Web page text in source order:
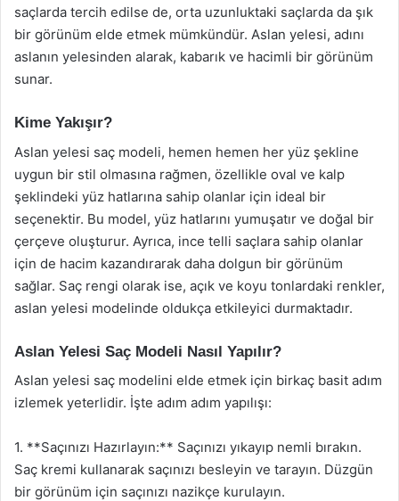
saçlarda tercih edilse de, orta uzunluktaki saçlarda da şık
bir görünüm elde etmek mümkündür. Aslan yelesi, adını
aslanın yelesinden alarak, kabarık ve hacimli bir görünüm
sunar.
Kime Yakışır?
Aslan yelesi saç modeli, hemen hemen her yüz şekline
uygun bir stil olmasına rağmen, özellikle oval ve kalp
şeklindeki yüz hatlarına sahip olanlar için ideal bir
seçenektir. Bu model, yüz hatlarını yumuşatır ve doğal bir
çerçeve oluşturur. Ayrıca, ince telli saçlara sahip olanlar
için de hacim kazandırarak daha dolgun bir görünüm
sağlar. Saç rengi olarak ise, açık ve koyu tonlardaki renkler,
aslan yelesi modelinde oldukça etkileyici durmaktadır.
Aslan Yelesi Saç Modeli Nasıl Yapılır?
Aslan yelesi saç modelini elde etmek için birkaç basit adım
izlemek yeterlidir. İşte adım adım yapılışı:
1. **Saçınızı Hazırlayın:** Saçınızı yıkayıp nemli bırakın.
Saç kremi kullanarak saçınızı besleyin ve tarayın. Düzgün
bir görünüm için saçınızı nazikçe kurulayın.